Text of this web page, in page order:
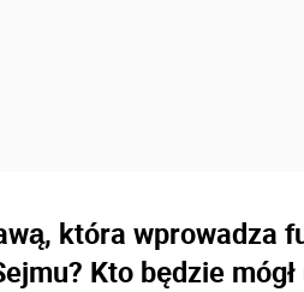
która wprowadza
Kto będzie